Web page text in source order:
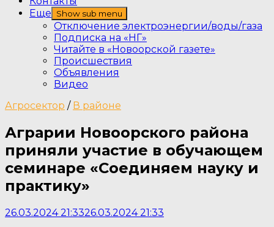
Еще
Show sub menu
Отключение электроэнергии/воды/газа
Подписка на «НГ»
Читайте в «Новоорской газете»
Происшествия
Объявления
Видео
Агросектор / В районе
Аграрии Новоорского района
приняли участие в обучающем
семинаре «Соединяем науку и
практику»
26.03.2024 21:3326.03.2024 21:33